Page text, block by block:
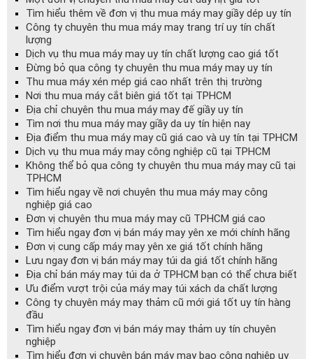
Tìm hiểu thêm về đơn vị thu mua máy may giầy dép uy tín
Công ty chuyên thu mua máy may trang trí uy tín chất
lượng
Dịch vụ thu mua máy may uy tín chất lượng cao giá tốt
Đừng bỏ qua công ty chuyên thu mua máy may uy tín
Thu mua máy xén mép giá cao nhất trên thị trường
Nơi thu mua máy cắt biên giá tốt tại TPHCM
Địa chỉ chuyên thu mua máy may đế giầy uy tín
Tìm nơi thu mua máy may giầy da uy tín hiện nay
Địa điểm thu mua máy may cũ giá cao và uy tín tại TPHCM
Dịch vụ thu mua máy may công nghiệp cũ tại TPHCM
Không thể bỏ qua công ty chuyên thu mua máy may cũ tại
TPHCM
Tìm hiểu ngay về nơi chuyên thu mua máy may công
nghiệp giá cao
Đơn vị chuyên thu mua máy may cũ TPHCM giá cao
Tìm hiểu ngay đơn vị bán máy may yên xe mới chính hãng
Đơn vị cung cấp máy may yên xe giá tốt chính hãng
Lưu ngay đơn vị bán máy may túi da giá tốt chính hãng
Địa chỉ bán máy may túi da ở TPHCM bạn có thể chưa biết
Ưu điểm vượt trội của máy may túi xách da chất lượng
Công ty chuyên máy may thảm cũ mới giá tốt uy tín hàng
đầu
Tìm hiểu ngay đơn vị bán máy may thảm uy tín chuyên
nghiệp
Tìm hiểu đơn vị chuyên bán máy may bao công nghiệp uy